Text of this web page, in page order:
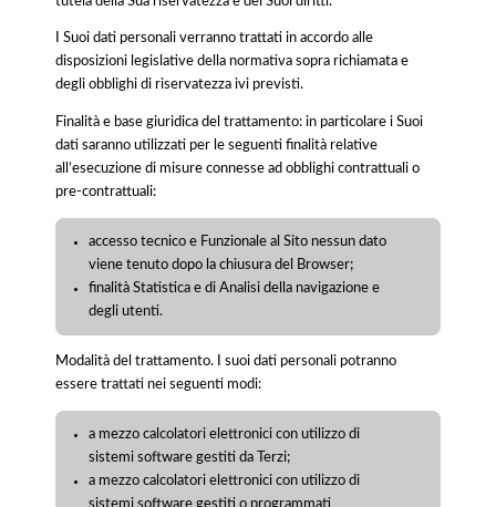
I Suoi dati personali verranno trattati in accordo alle
disposizioni legislative della normativa sopra richiamata e
degli obblighi di riservatezza ivi previsti.
Finalità e base giuridica del trattamento: in particolare i Suoi
dati saranno utilizzati per le seguenti finalità relative
all’esecuzione di misure connesse ad obblighi contrattuali o
pre-contrattuali:
accesso tecnico e Funzionale al Sito nessun dato
viene tenuto dopo la chiusura del Browser;
finalità Statistica e di Analisi della navigazione e
degli utenti.
Modalità del trattamento. I suoi dati personali potranno
essere trattati nei seguenti modi:
a mezzo calcolatori elettronici con utilizzo di
sistemi software gestiti da Terzi;
a mezzo calcolatori elettronici con utilizzo di
sistemi software gestiti o programmati